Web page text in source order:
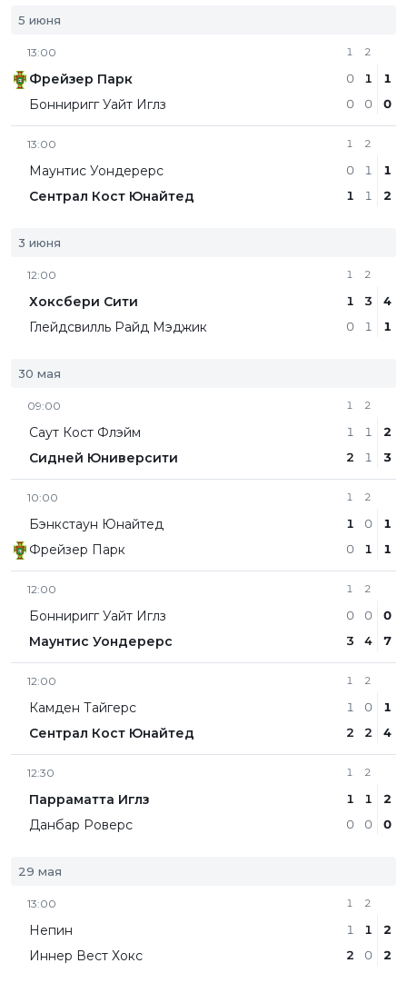
5 июня
13:00
Фрейзер Парк
Бонниригг Уайт Иглз
1
0
0
2
1
0
1
0
13:00
Маунтис Уондерерс
Сентрал Кост Юнайтед
1
0
1
2
1
1
1
2
3 июня
12:00
Хоксбери Сити
Глейдсвилль Райд Мэджик
1
1
0
2
3
1
4
1
30 мая
09:00
Саут Кост Флэйм
Сидней Юниверсити
1
1
2
2
1
1
2
3
10:00
Бэнкстаун Юнайтед
Фрейзер Парк
1
1
0
2
0
1
1
1
12:00
Бонниригг Уайт Иглз
Маунтис Уондерерс
1
0
3
2
0
4
0
7
12:00
Камден Тайгерс
Сентрал Кост Юнайтед
1
1
2
2
0
2
1
4
12:30
Парраматта Иглз
Данбар Роверс
1
1
0
2
1
0
2
0
29 мая
13:00
Непин
Иннер Вест Хокс
1
1
2
2
1
0
2
2